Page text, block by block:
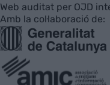
Web auditat per OJD
Amb la col·laboració de: